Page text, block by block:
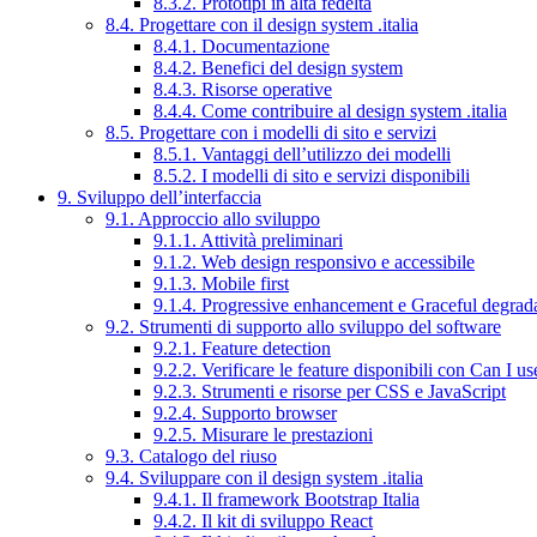
8.4. Progettare con il design system .italia
8.4.1. Documentazione
8.4.2. Benefici del design system
8.4.3. Risorse operative
8.4.4. Come contribuire al design system .italia
8.5. Progettare con i modelli di sito e servizi
8.5.1. Vantaggi dell’utilizzo dei modelli
8.5.2. I modelli di sito e servizi disponibili
9. Sviluppo dell’interfaccia
9.1. Approccio allo sviluppo
9.1.1. Attività preliminari
9.1.2. Web design responsivo e accessibile
9.1.3. Mobile first
9.1.4. Progressive enhancement e Graceful
9.2. Strumenti di supporto allo sviluppo del software
9.2.1. Feature detection
9.2.2. Verificare le feature disponibili con Can I
9.2.3. Strumenti e risorse per CSS e JavaScript
9.2.4. Supporto browser
9.2.5. Misurare le prestazioni
9.3. Catalogo del riuso
9.4. Sviluppare con il design system .italia
9.4.1. Il framework Bootstrap Italia
9.4.2. Il kit di sviluppo React